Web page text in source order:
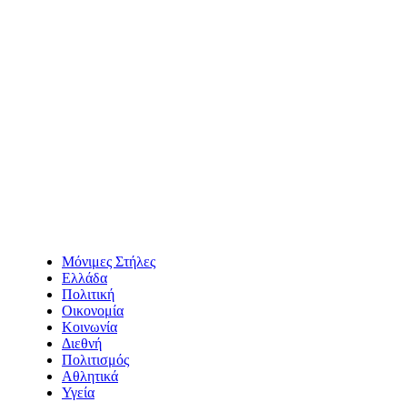
Μόνιμες Στήλες
Ελλάδα
Πολιτική
Οικονομία
Κοινωνία
Διεθνή
Πολιτισμός
Αθλητικά
Υγεία